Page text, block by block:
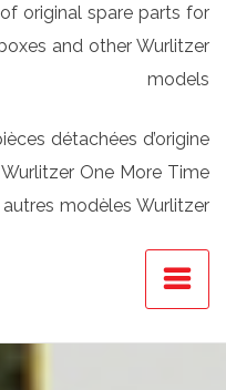
original spare parts for
and other Wurlitzer
models
détachées d’origine
One More Time
modèles Wurlitzer